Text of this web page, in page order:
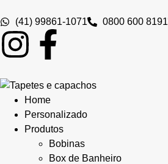
(41) 99861-1071 0800 600 8191
Home
Personalizado
Produtos
Bobinas
Box de Banheiro